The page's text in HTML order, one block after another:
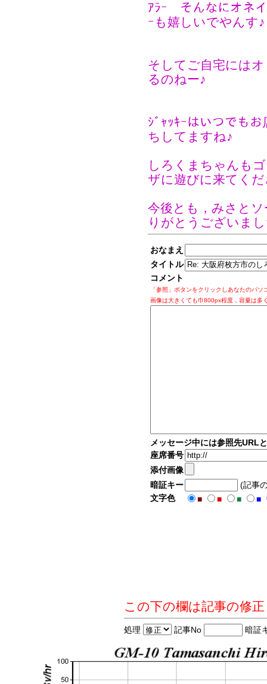
ｱﾗｰ そんなにオネ
ｰも嬉しいでやんす♪
そしてご自宅には
るのねー♪
ｼﾞｬｯｷｰはいつでも
ちしてますね♪
しろくまちゃんも
ザに遊びに来てく
今後とも，みさと
りがとうございま
おなまえ
タイトル
コメント
「参照」ボタンをクリックしあなたのパ
画像は大きくても巾800px程度，容量は多
メッセージ中には参照先URL
座席番号
添付画像
暗証キー
(記事
文字色
■ ■ ■ ■
この下の欄は記事の修
処理 記事No 暗証